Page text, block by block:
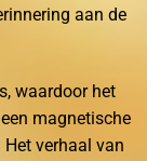
aan de
waardoor het
magnetische
verhaal van